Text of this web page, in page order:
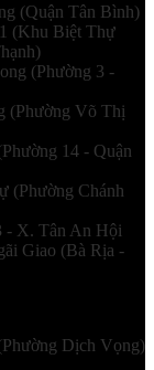
(Quận Tân Bình)
(Khu Biệt Thự
(Phường 3 -
(Phường Võ Thị
14 - Quận
(Phường Chánh
- X. Tân An Hội
Giao (Bà Rịa -
Dịch Vọng)